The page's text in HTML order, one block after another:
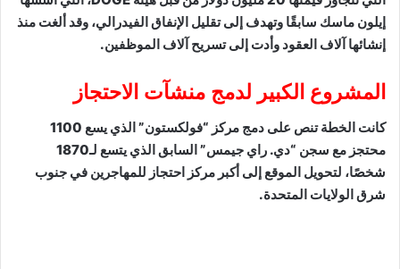
إيلون ماسك سابقًا وتهدف إلى تقليل الإنفاق الفيدرالي، وقد ألغت منذ
إنشائها آلاف العقود وأدت إلى تسريح آلاف الموظفين.
المشروع الكبير لدمج منشآت الاحتجاز
كانت الخطة تنص على دمج مركز “فولكستون” الذي يسع 1100
محتجز مع سجن “دي. راي جيمس” السابق الذي يتسع لـ1870
شخصًا، لتحويل الموقع إلى أكبر مركز احتجاز للمهاجرين في جنوب
شرق الولايات المتحدة.